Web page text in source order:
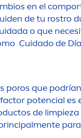
en el
de tu rostro
o que
Cuidado de
que
potencial es
de
mente